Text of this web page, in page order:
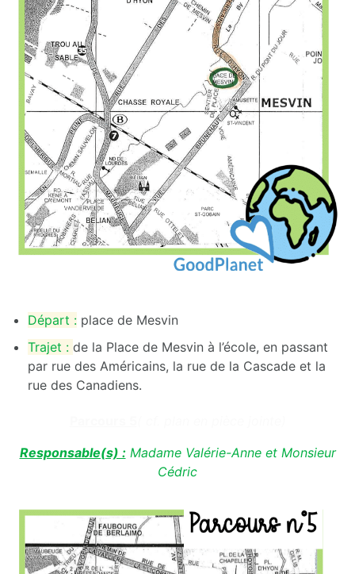
Départ : place de Mesvin
Trajet : de la Place de Mesvin à l’école, en passant
par rue des Américains, la rue de la Cascade et la
rue des Canadiens.
Responsable(s) :Madame Valérie-Anne et Monsieur
Cédric